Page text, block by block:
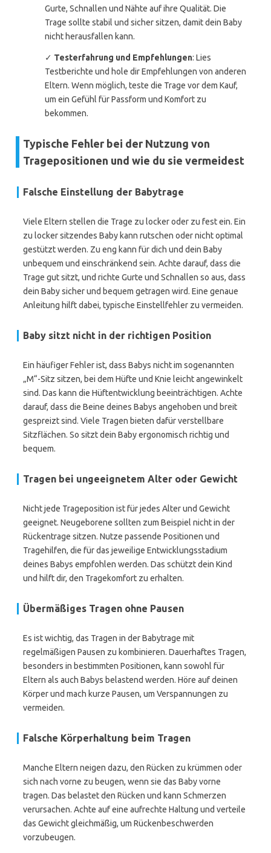
Gurte, Schnallen und Nähte auf ihre Qualität. Die
Trage sollte stabil und sicher sitzen, damit dein Baby
nicht herausfallen kann.
✓ Testerfahrung und Empfehlungen: Lies
Testberichte und hole dir Empfehlungen von anderen
Eltern. Wenn möglich, teste die Trage vor dem Kauf,
um ein Gefühl für Passform und Komfort zu
bekommen.
Typische Fehler bei der Nutzung von
Tragepositionen und wie du sie vermeidest
Falsche Einstellung der Babytrage
Viele Eltern stellen die Trage zu locker oder zu fest ein. Ein
zu locker sitzendes Baby kann rutschen oder nicht optimal
gestützt werden. Zu eng kann für dich und dein Baby
unbequem und einschränkend sein. Achte darauf, dass die
Trage gut sitzt, und richte Gurte und Schnallen so aus, dass
dein Baby sicher und bequem getragen wird. Eine genaue
Anleitung hilft dabei, typische Einstellfehler zu vermeiden.
Baby sitzt nicht in der richtigen Position
Ein häufiger Fehler ist, dass Babys nicht im sogenannten
„M“-Sitz sitzen, bei dem Hüfte und Knie leicht angewinkelt
sind. Das kann die Hüftentwicklung beeinträchtigen. Achte
darauf, dass die Beine deines Babys angehoben und breit
gespreizt sind. Viele Tragen bieten dafür verstellbare
Sitzflächen. So sitzt dein Baby ergonomisch richtig und
bequem.
Tragen bei ungeeignetem Alter oder Gewicht
Nicht jede Trageposition ist für jedes Alter und Gewicht
geeignet. Neugeborene sollten zum Beispiel nicht in der
Rückentrage sitzen. Nutze passende Positionen und
Tragehilfen, die für das jeweilige Entwicklungsstadium
deines Babys empfohlen werden. Das schützt dein Kind
und hilft dir, den Tragekomfort zu erhalten.
Übermäßiges Tragen ohne Pausen
Es ist wichtig, das Tragen in der Babytrage mit
regelmäßigen Pausen zu kombinieren. Dauerhaftes Tragen,
besonders in bestimmten Positionen, kann sowohl für
Eltern als auch Babys belastend werden. Höre auf deinen
Körper und mach kurze Pausen, um Verspannungen zu
vermeiden.
Falsche Körperhaltung beim Tragen
Manche Eltern neigen dazu, den Rücken zu krümmen oder
sich nach vorne zu beugen, wenn sie das Baby vorne
tragen. Das belastet den Rücken und kann Schmerzen
verursachen. Achte auf eine aufrechte Haltung und verteile
das Gewicht gleichmäßig, um Rückenbeschwerden
vorzubeugen.